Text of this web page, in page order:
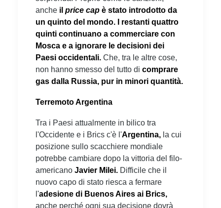
anche il price cap è stato introdotto da
un quinto del mondo. I restanti quattro
quinti continuano a commerciare con
Mosca e a ignorare le decisioni dei
Paesi occidentali. Che, tra le altre cose,
non hanno smesso del tutto di comprare
gas dalla Russia, pur in minori quantità.
Terremoto Argentina
Tra i Paesi attualmente in bilico tra
l'Occidente e i Brics c'è l'Argentina, la cui
posizione sullo scacchiere mondiale
potrebbe cambiare dopo la vittoria del filo-
americano Javier Milei. Difficile che il
nuovo capo di stato riesca a fermare
l'adesione di Buenos Aires ai Brics,
anche perché ogni sua decisione dovrà